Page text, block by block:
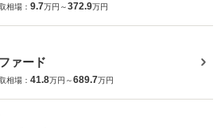
相場： 9.7万円～372.9万円
ァード
相場： 41.8万円～689.7万円